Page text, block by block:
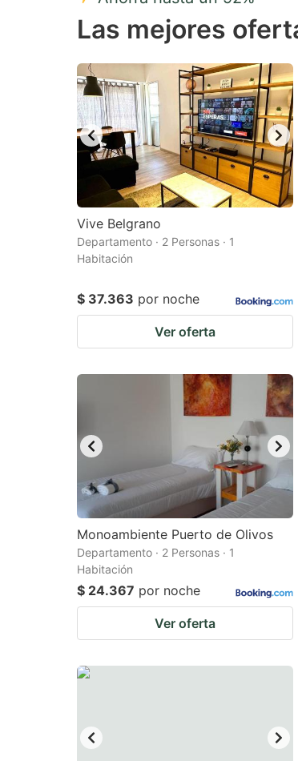
Press
the
mark
key
to
get
the
keyboard
shortcuts
for
changing
dates.
Las mejores
Vive Belgrano
Departamento · 2 Personas · 1
Habitación
$ 37.363 por noche
Ver oferta
Monoambiente Puerto de Olivos
Departamento · 2 Personas · 1
Habitación
$ 24.367 por noche
Ver oferta